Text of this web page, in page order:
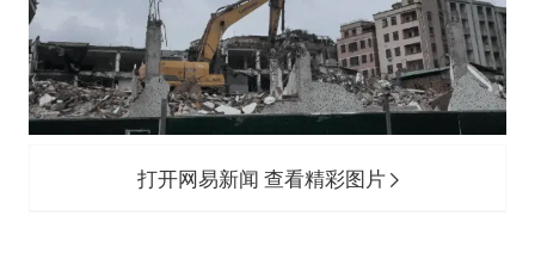
打开网易新闻 查看精彩图片